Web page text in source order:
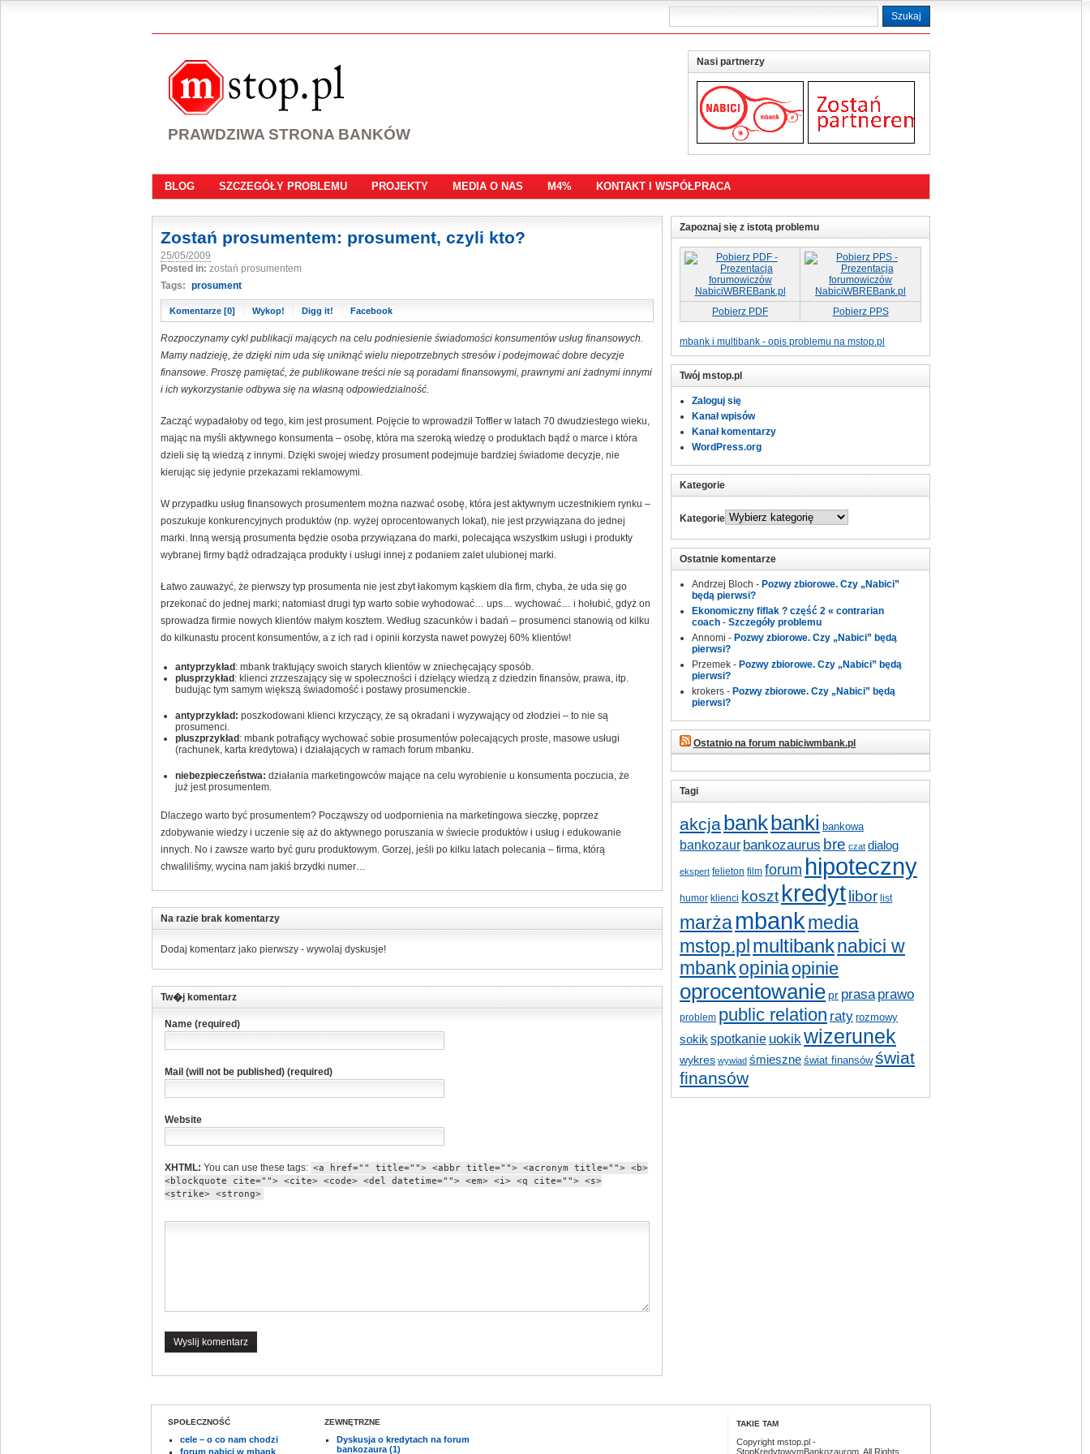
PRAWDZIWA STRONA BANKÓW
Nasi partnerzy
BLOG SZCZEGÓŁY PROBLEMU PROJEKTY MEDIA O NAS M4% KONTAKT I WSPÓŁPRACA
Zostań prosumentem: prosument, czyli kto?
25/05/2009
Posted in: zostań prosumentem
Tags: prosument
Komentarze [0] Wykop! Digg it! Facebook
Rozpoczynamy cykl publikacji mających na celu podniesienie świadomości konsumentów usług finansowych.
Mamy nadzieję, że dzięki nim uda się uniknąć wielu niepotrzebnych stresów i podejmować dobre decyzje
finansowe. Proszę pamiętać, że publikowane treści nie są poradami finansowymi, prawnymi ani żadnymi innymi
i ich wykorzystanie odbywa się na własną odpowiedzialność.
Zacząć wypadałoby od tego, kim jest prosument. Pojęcie to wprowadził Toffler w latach 70 dwudziestego wieku,
mając na myśli aktywnego konsumenta – osobę, która ma szeroką wiedzę o produktach bądź o marce i która
dzieli się tą wiedzą z innymi. Dzięki swojej wiedzy prosument podejmuje bardziej świadome decyzje, nie
kierując się jedynie przekazami reklamowymi.
W przypadku usług finansowych prosumentem można nazwać osobę, która jest aktywnym uczestnikiem rynku –
poszukuje konkurencyjnych produktów (np. wyżej oprocentowanych lokat), nie jest przywiązana do jednej
marki. Inną wersją prosumenta będzie osoba przywiązana do marki, polecająca wszystkim usługi i produkty
wybranej firmy bądź odradzająca produkty i usługi innej z podaniem zalet ulubionej marki.
Łatwo zauważyć, że pierwszy typ prosumenta nie jest zbyt łakomym kąskiem dla firm, chyba, że uda się go
przekonać do jednej marki; natomiast drugi typ warto sobie wyhodować… ups… wychować… i hołubić, gdyż on
sprowadza firmie nowych klientów małym kosztem. Według szacunków i badań – prosumenci stanowią od kilku
do kilkunastu procent konsumentów, a z ich rad i opinii korzysta nawet powyżej 60% klientów!
antyprzykład : mbank traktujący swoich starych klientów w zniechęcający sposób.
plusprzykład : klienci zrzzeszający się w społeczności i dzielący wiedzą z dziedzin finansów, prawa, itp.
budując tym samym większą świadomość i postawy prosumenckie.
antyprzykład: poszkodowani klienci krzyczący, że są okradani i wyzywający od złodziei – to nie są
prosumenci.
pluszprzykład : mbank potrafiący wychować sobie prosumentów polecających proste, masowe usługi
(rachunek, karta kredytowa) i działających w ramach forum mbanku.
niebezpieczeństwa: działania marketingowców mające na celu wyrobienie u konsumenta poczucia, że
już jest prosumentem.
Dlaczego warto być prosumentem? Począwszy od uodpornienia na marketingowa sieczkę, poprzez
zdobywanie wiedzy i uczenie się aż do aktywnego poruszania w świecie produktów i usług i edukowanie
innych. No i zawsze warto być guru produktowym. Gorzej, jeśli po kilku latach polecania – firma, którą
chwaliliśmy, wycina nam jakiś brzydki numer…
Na razie brak komentarzy
Dodaj komentarz jako pierwszy - wywolaj dyskusje!
Tw�j komentarz
Name (required)
Mail (will not be published) (required)
Website
XHTML: You can use these tags: <a href="" title=""> <abbr title=""> <acronym title=""> <b>
<blockquote cite=""> <cite> <code> <del datetime=""> <em> <i> <q cite=""> <s>
<strike> <strong>
Zapoznaj się z istotą problemu
Pobierz PDF Pobierz PPS
mbank i multibank - opis problemu na mstop.pl
Twój mstop.pl
Zaloguj się
Kanał wpisów
Kanał komentarzy
WordPress.org
Kategorie
Kategorie
Ostatnie komentarze
Andrzej Bloch - Pozwy zbiorowe. Czy „Nabici”
będą pierwsi?
Ekonomiczny fiflak ? część 2 « contrarian
coach - Szczegóły problemu
Annomi - Pozwy zbiorowe. Czy „Nabici” będą
pierwsi?
Przemek - Pozwy zbiorowe. Czy „Nabici” będą
pierwsi?
krokers - Pozwy zbiorowe. Czy „Nabici” będą
pierwsi?
Ostatnio na forum nabiciwmbank.pl
Tagi
akcjabankbanki bankowa
bankozaur bankozaurus bre czat dialog
ekspert felieton film forum hipoteczny
humor klienci koszt kredyt libor list
marżambankmedia
mstop.pl multibanknabici w
mbank opiniaopinie
oprocentowanie pr prasa prawo
problem public relation raty rozmowy
sokik spotkanie uokikwizerunek
wykres wywiad śmieszne świat finansów świat
finansów
SPOŁECZNOŚĆ
cele – o co nam chodzi
forum nabici w mbank
ZEWNĘTRZNE
Dyskusja o kredytach na forum
bankozaura (1)
TAKIE TAM
Copyright mstop.pl -
StopKredytowymBankozaurom. All Rights